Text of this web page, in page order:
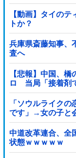
【動画】タイの
トか？
兵庫県斎藤知事、
査へ
【悲報】中国、
ロ 当局「接着剤
題はない」
「ソウルライク
です」→女の子と
ィ」「ローリング
ｗｗｗｗｗ他
中道改革連合、全
状態ｗｗｗｗｗ